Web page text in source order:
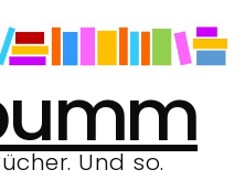
Und so.